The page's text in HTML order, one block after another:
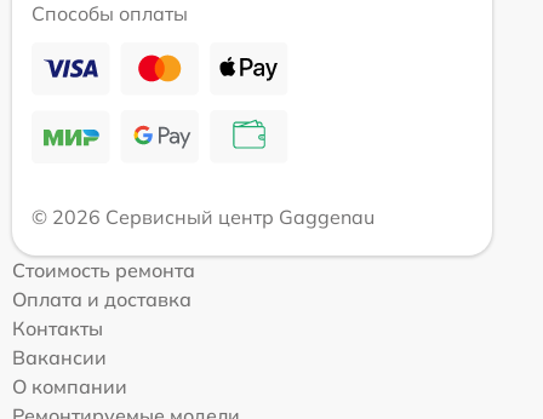
Способы оплаты
© 2026 Сервисный центр Gaggenau
Стоимость ремонта
Оплата и доставка
Контакты
Вакансии
О компании